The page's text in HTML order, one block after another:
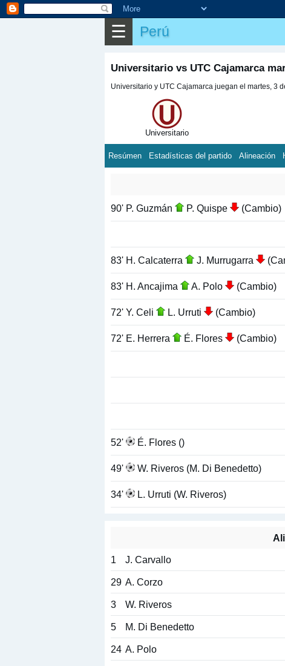
☰ Perú
Universitario vs UTC Cajamarca
Universitario y UTC Cajamarca juegan el martes, 3
Universitario
Resúmen Estadísticas del partido Alineación
90' P. Guzmán P. Quispe (Cambio)
83' H. Calcaterra J. Murrugarra
83' H. Ancajima A. Polo (Cambio)
72' Y. Celi L. Urruti (Cambio)
72' E. Herrera É. Flores (Cambio)
52' É. Flores ()
49' W. Riveros (M. Di Benedetto)
34' L. Urruti (W. Riveros)
1
J. Carvallo
29 A. Corzo
3 W. Riveros
5 M. Di Benedetto
24 A. Polo